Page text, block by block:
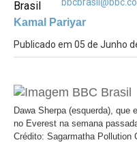
Kamal Pariyar
Publicado em 05 de Junho
Dawa Sherpa (esquerda), que
no Everest na semana
Crédito: Sagarmatha Pollution